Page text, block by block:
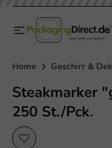
Home Geschirr &
Steakmarker
250 St./Pck.